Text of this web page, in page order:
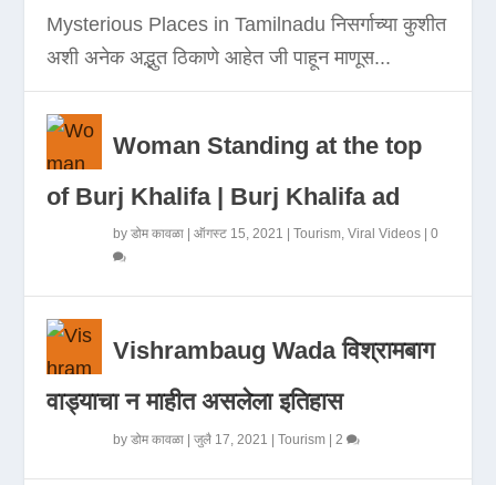
Mysterious Places in Tamilnadu निसर्गाच्या कुशीत
अशी अनेक अद्भुत ठिकाणे आहेत जी पाहून माणूस...
Woman Standing at the top
of Burj Khalifa | Burj Khalifa ad
byडोम कावळा |ऑगस्ट 15, 2021 |Tourism ,Viral Videos |0
Vishrambaug Wada विश्रामबाग
वाड्याचा न माहीत असलेला इतिहास
byडोम कावळा |जुलै 17, 2021 |Tourism | 2